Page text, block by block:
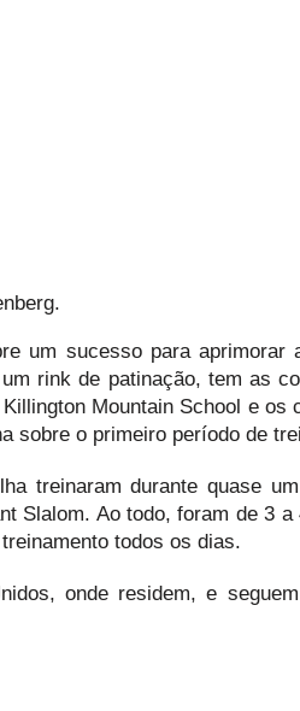
um sucesso para
rink de patinação, tem as
Mountain School e os
sobre o primeiro período de
treinaram durante quase
Slalom. Ao todo, foram de 3
todos os dias.
onde residem, e